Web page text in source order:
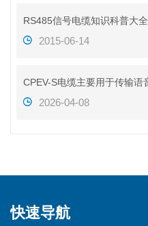
RS485信号电缆知识科普大全
2015-06-14
2026-04-08
快速导航